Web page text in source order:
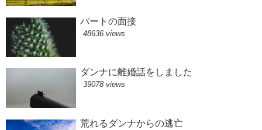
パートの面接
48636 views
ダンナに離婚話をしました
39078 views
荒れるダンナからの逃亡